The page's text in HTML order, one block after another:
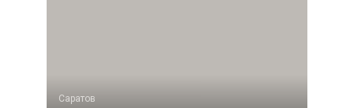
Саратов